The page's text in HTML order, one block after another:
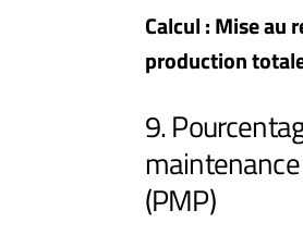
Calcul : Mise au
production
9.
(PMP)